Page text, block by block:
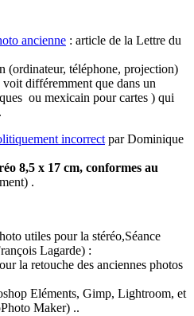
ancienne : article de la Lettre du
(ordinateur, téléphone, projection)
différemment que dans un
ou mexicain pour cartes ) qui
incorrect par Dominique
8,5 x 17 cm, conformes au
.
utiles pour la stéréo,Séance
Lagarde) :
la retouche des anciennes photos
Eléments, Gimp, Lightroom, et
Maker) ..